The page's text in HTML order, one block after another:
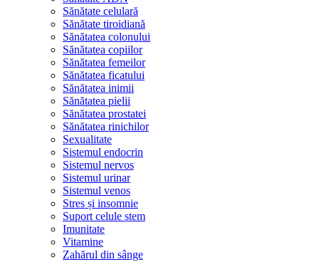
Sănătate celulară
Sănătate tiroidiană
Sănătatea colonului
Sănătatea copiilor
Sănătatea femeilor
Sănătatea ficatului
Sănătatea inimii
Sănătatea pielii
Sănătatea prostatei
Sănătatea rinichilor
Sexualitate
Sistemul endocrin
Sistemul nervos
Sistemul urinar
Sistemul venos
Stres și insomnie
Suport celule stem
Imunitate
Vitamine
Zahărul din sânge